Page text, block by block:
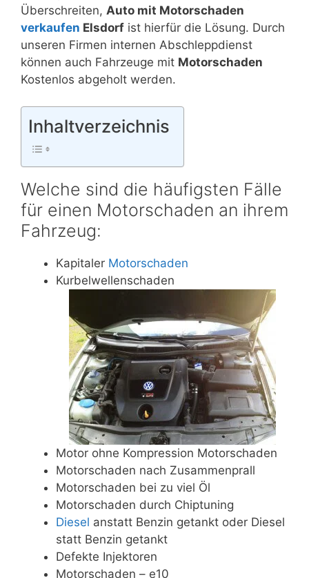
Überschreiten, Auto mit Motorschaden
verkaufen Elsdorf ist hierfür die Lösung. Durch
unseren Firmen internen Abschleppdienst
können auch Fahrzeuge mit Motorschaden
Kostenlos abgeholt werden.
Inhaltverzeichnis
Welche sind die häufigsten Fälle
für einen Motorschaden an ihrem
Fahrzeug:
Kapitaler Motorschaden
Kurbelwellenschaden
Motor ohne Kompression Motorschaden
Motorschaden nach Zusammenprall
Motorschaden bei zu viel Öl
Motorschaden durch Chiptuning
Diesel anstatt Benzin getankt oder Diesel
statt Benzin getankt
Defekte Injektoren
Motorschaden – e10